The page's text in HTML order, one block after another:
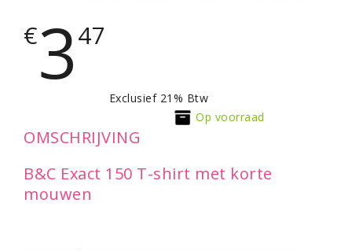
€347
Exclusief 21% Btw
Op voorraad
OMSCHRIJVING
B&C Exact 150 T-shirt met korte
mouwen